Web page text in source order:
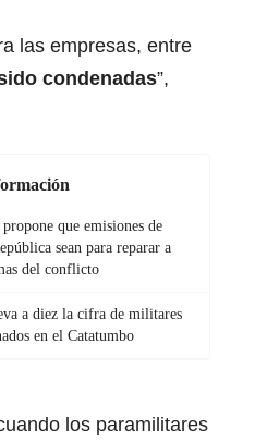
las empresas, entre
condenadas”,
que emisiones de
sean para reparar a
del conflicto
a diez la cifra de militares
en el Catatumbo
los paramilitares